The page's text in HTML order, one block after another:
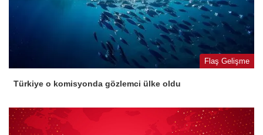
Flaş Gelişme
Türkiye o komisyonda gözlemci ülke oldu